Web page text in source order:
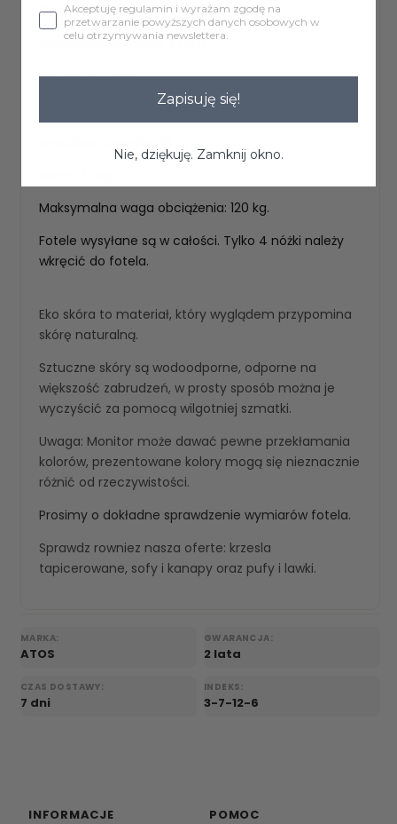
Głębokość: 60 cm,
Głębokość siedziska: 41 cm,
Szerokość: 73 cm,
Szerokość siedziska: 42 cm,
Maksymalna waga obciążenia: 120 kg.
Fotele wysyłane są w całości. Tylko 4 nóżki należy
wkręcić do fotela.
Eko skóra to materiał, który wyglądem przypomina
skórę naturalną.
Sztuczne skóry są wodoodporne, odporne na
większość zabrudzeń, w prosty sposób można je
wyczyścić za pomocą wilgotniej szmatki.
Uwaga: Monitor może dawać pewne przekłamania
kolorów, prezentowane kolory mogą się nieznacznie
różnić od rzeczywistości.
Prosimy o dokładne sprawdzenie wymiarów fotela.
Sprawdz rowniez nasza oferte: krzesla
tapicerowane, sofy i kanapy oraz pufy i lawki.
MARKA:
ATOS
GWARANCJA:
2 lata
CZAS DOSTAWY:
7 dni
INDEKS:
3-7-12-6
INFORMACJE
POMOC
Akceptuję regulamin i wyrażam zgodę na
przetwarzanie powyższych danych osobowych w
celu otrzymywania newslettera.
Zapisuję się!
Nie, dziękuję. Zamknij okno.